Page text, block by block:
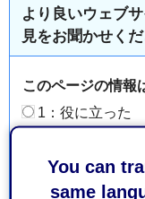
You can
same
より良いウェブ
見をお聞かせく
このページの情報
1：役に立った
このページの情
1：見つけやす